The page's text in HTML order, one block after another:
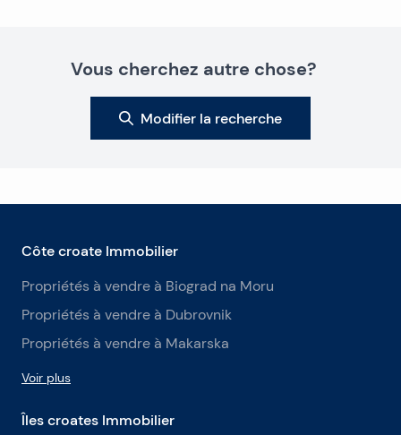
Vous cherchez autre chose?
Modifier la recherche
Côte croate Immobilier
Propriétés à vendre à Biograd na Moru
Propriétés à vendre à Dubrovnik
Propriétés à vendre à Makarska
Voir plus
Îles croates Immobilier